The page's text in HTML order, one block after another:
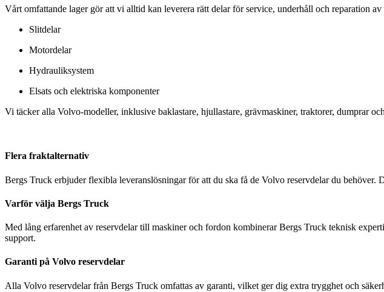
Vårt omfattande lager gör att vi alltid kan leverera rätt delar för service, underhåll och reparation
Slitdelar
Motordelar
Hydrauliksystem
Elsats och elektriska komponenter
Vi täcker alla Volvo-modeller, inklusive baklastare, hjullastare, grävmaskiner, traktorer, dumprar
Flera fraktalternativ
Bergs Truck erbjuder flexibla leveranslösningar för att du ska få de Volvo reservdelar du
Varför välja Bergs Truck
Med lång erfarenhet av reservdelar till maskiner och fordon kombinerar Bergs Truck teknisk
support.
Garanti på Volvo reservdelar
Alla Volvo reservdelar från Bergs Truck omfattas av garanti, vilket ger dig extra trygghet och